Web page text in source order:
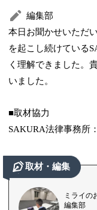
編集部
本日お聞かせいただ
を起こし続けている
く理解できました。
いました。
■取材協力
SAKURA法律事務所
取材・編集
ミライの
編集部